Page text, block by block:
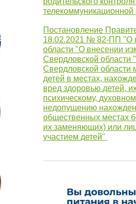
телекоммуникационной
Постановление
18.02.2021 № 82-ПП "О
области "О внесении
Свердловской области
Свердловской
детей в местах,
вред здоровью детей,
психическому,
недопущению
общественных местах
их заменяющих) или
участием детей"